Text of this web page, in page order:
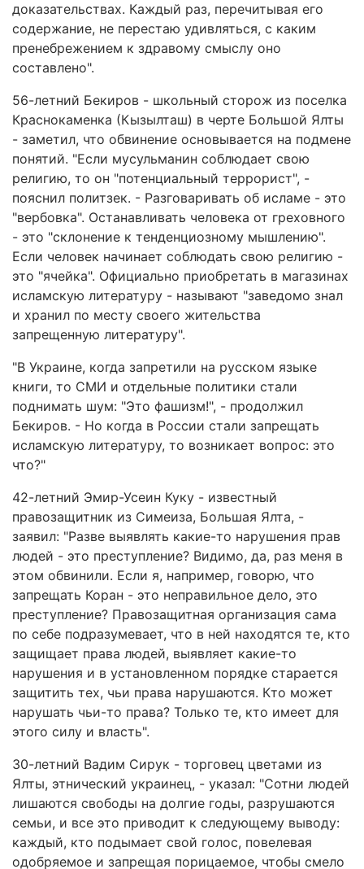
доказательствах. Каждый раз, перечитывая его
содержание, не перестаю удивляться, с каким
пренебрежением к здравому смыслу оно
составлено".
56-летний Бекиров - школьный сторож из поселка
Краснокаменка (Кызылташ) в черте Большой Ялты
- заметил, что обвинение основывается на подмене
понятий. "Если мусульманин соблюдает свою
религию, то он "потенциальный террорист", -
пояснил политзек. - Разговаривать об исламе - это
"вербовка". Останавливать человека от греховного
- это "склонение к тенденциозному мышлению".
Если человек начинает соблюдать свою религию -
это "ячейка". Официально приобретать в магазинах
исламскую литературу - называют "заведомо знал
и хранил по месту своего жительства
запрещенную литературу".
"В Украине, когда запретили на русском языке
книги, то СМИ и отдельные политики стали
поднимать шум: "Это фашизм!", - продолжил
Бекиров. - Но когда в России стали запрещать
исламскую литературу, то возникает вопрос: это
что?"
42-летний Эмир-Усеин Куку - известный
правозащитник из Симеиза, Большая Ялта, -
заявил: "Разве выявлять какие-то нарушения прав
людей - это преступление? Видимо, да, раз меня в
этом обвинили. Если я, например, говорю, что
запрещать Коран - это неправильное дело, это
преступление? Правозащитная организация сама
по себе подразумевает, что в ней находятся те, кто
защищает права людей, выявляет какие-то
нарушения и в установленном порядке старается
защитить тех, чьи права нарушаются. Кто может
нарушать чьи-то права? Только те, кто имеет для
этого силу и власть".
30-летний Вадим Сирук - торговец цветами из
Ялты, этнический украинец, - указал: "Сотни людей
лишаются свободы на долгие годы, разрушаются
семьи, и все это приводит к следующему выводу:
каждый, кто подымает свой голос, повелевая
одобряемое и запрещая порицаемое, чтобы смело